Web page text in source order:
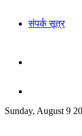
संपर्क सूत्र
Sunday, August 9